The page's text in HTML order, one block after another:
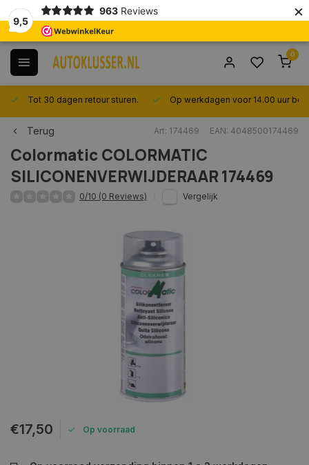
9,5
963 Reviews ×
0
Tot 30 dagen retour sturen. Op werkdagen voor 14.00 uur
Terug Art: 174469 EAN: 4048500174469
ColormaticCOLORMATIC
SILICONENVERWIJDERAAR 174469
0/10 (0 Reviews) Vergelijk
€17,50 Op voorraad